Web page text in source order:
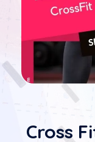
Cross